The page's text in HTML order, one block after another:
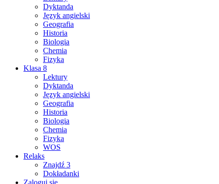
Dyktanda
Język angielski
Geografia
Historia
Biologia
Chemia
Fizyka
Klasa 8
Lektury
Dyktanda
Język angielski
Geografia
Historia
Biologia
Chemia
Fizyka
WOS
Relaks
Znajdź 3
Dokładanki
Zaloguj się